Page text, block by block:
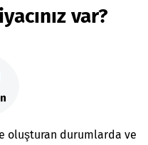
var?
oluşturan durumlarda ve